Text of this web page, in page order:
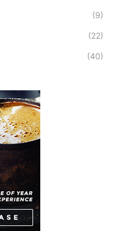
(9)
(22)
(40)